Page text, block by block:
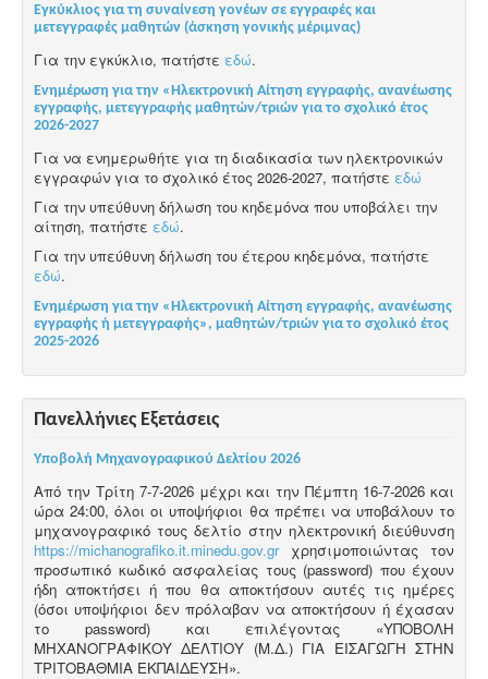
Εγκύκλιος για τη συναίνεση γονέων σε εγγραφές και
μετεγγραφές μαθητών (άσκηση γονικής μέριμνας)
Για την εγκύκλιο, πατήστε εδώ.
Ενημέρωση για την «Ηλεκτρονική Αίτηση εγγραφής, ανανέωσης
εγγραφής, μετεγγραφής μαθητών/τριών για το σχολικό έτος
2026-2027
Για να ενημερωθήτε για τη διαδικασία των ηλεκτρονικών
εγγραφών για το σχολικό έτος 2026-2027, πατήστε εδώ
Για την υπεύθυνη δήλωση του κηδεμόνα που υποβάλει την
αίτηση, πατήστε εδώ.
Για την υπεύθυνη δήλωση του έτερου κηδεμόνα, πατήστε
εδώ.
Ενημέρωση για την «Ηλεκτρονική Αίτηση εγγραφής, ανανέωσης
εγγραφής ή μετεγγραφής», μαθητών/τριών για το σχολικό έτος
2025-2026
Πανελλήνιες Εξετάσεις
Υποβολή Μηχανογραφικού Δελτίου 2026
Από την Τρίτη 7-7-2026 μέχρι και την Πέμπτη 16-7-2026 και
ώρα 24:00, όλοι οι υποψήφιοι θα πρέπει να υποβάλουν το
μηχανογραφικό τους δελτίο στην ηλεκτρονική διεύθυνση
https://michanografiko.it.minedu.gov.grχρησιμοποιώντας τον
προσωπικό κωδικό ασφαλείας τους (password) που έχουν
ήδη αποκτήσει ή που θα αποκτήσουν αυτές τις ημέρες
(όσοι υποψήφιοι δεν πρόλαβαν να αποκτήσουν ή έχασαν
το password) και επιλέγοντας «ΥΠΟΒΟΛΗ
ΜΗΧΑΝΟΓΡΑΦΙΚΟΥ ΔΕΛΤΙΟΥ (Μ.Δ.) ΓΙΑ ΕΙΣΑΓΩΓΗ ΣΤΗΝ
ΤΡΙΤΟΒΑΘΜΙΑ ΕΚΠΑΙΔΕΥΣΗ».